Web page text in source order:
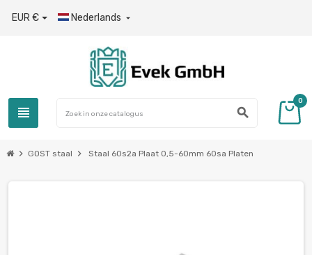
EUR € Nederlands 
view_headline search
0
chevron_right GOST staal chevron_right Staal 60s2a Plaat 0,5-60mm 60sa Platen